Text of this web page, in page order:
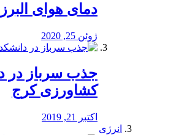
دمای هوای
ژوئن 25, 2020
جذب سرباز در
کشاورزی کرج
اکتبر 21, 2019
انرژی